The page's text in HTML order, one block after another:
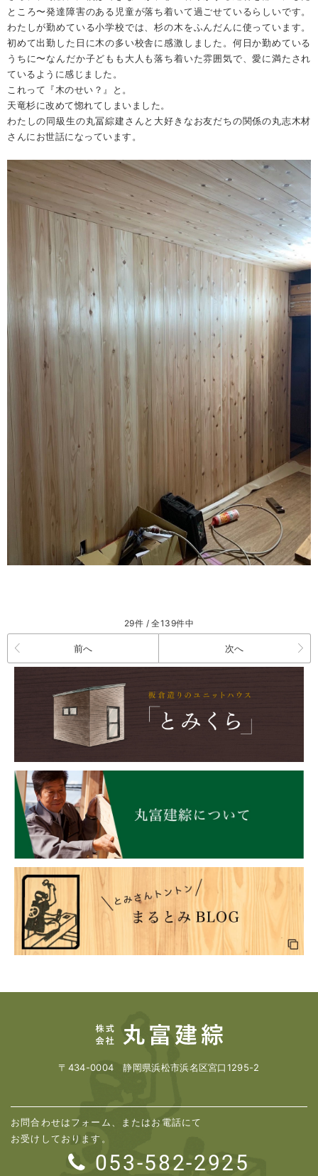
ところ〜発達障害のある児童が落ち着いて過ごせているらしいです。
わたしが勤めている小学校では、杉の木をふんだんに使っています。
初めて出勤した日に木の多い校舎に感激しました。何日か勤めている
うちに〜なんだか子どもも大人も落ち着いた雰囲気で、愛に満たされ
ているように感じました。
これって『木のせい？』と。
天竜杉に改めて惚れてしまいました。
わたしの同級生の丸冨綜建さんと大好きなお友だちの関係の丸志木材
さんにお世話になっています。
29件 / 全139件中
前へ 次へ
〒434-0004 静岡県浜松市浜名区宮口1295-2
お問合わせはフォーム、またはお電話にて
お受けしております。
053-582-2925